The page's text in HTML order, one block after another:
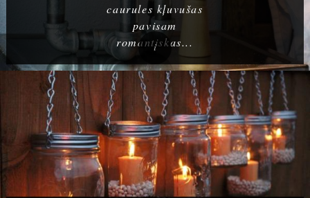
caurules kļuvušas
pavisam
romantiskas...